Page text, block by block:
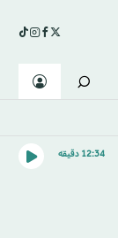
12:34 دقيقه